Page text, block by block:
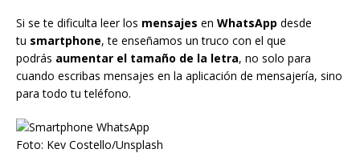
Si se te dificulta leer los mensajes en WhatsApp desde
tu smartphone, te enseñamos un truco con el que
podrás aumentar el tamaño de la letra, no solo para
cuando escribas mensajes en la aplicación de mensajería, sino
para todo tu teléfono.
Foto: Kev Costello/Unsplash